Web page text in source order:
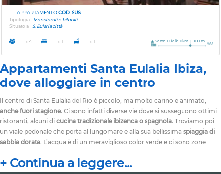
APPARTAMENTOCOD. SUS
Tipologia
Monolocali e bilocali
Situato a
S. Eularia città
x 4 x 1 x 1 Santa Eulalia 0km 100 m.
Appartamenti Santa Eulalia Ibiza,
dove alloggiare in centro
Il centro di Santa Eulalia del Rio è piccolo, ma molto carino e animato,
anche fuori stagione. Ci sono infatti diverse vie dove si susseguono ottimi
ristoranti, alcuni di cucina tradizionale ibizenca o spagnola. Troviamo poi
un viale pedonale che porta al lungomare e alla sua bellissima spiaggia di
sabbia dorata. L’acqua è di un meraviglioso color verde e ci sono zone
economici, qui si trovano diverse opzioni a